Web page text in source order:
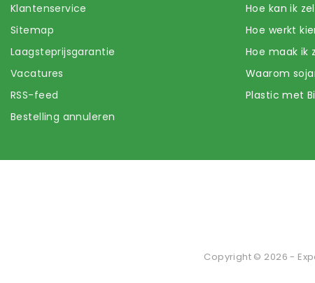
Klantenservice
Sitemap
Laagsteprijsgarantie
Vacatures
RSS-feed
Bestelling annuleren
Hoe kan ik
Hoe werkt
Hoe maak ik
Waarom
Plastic met
Copyright © 2026 -